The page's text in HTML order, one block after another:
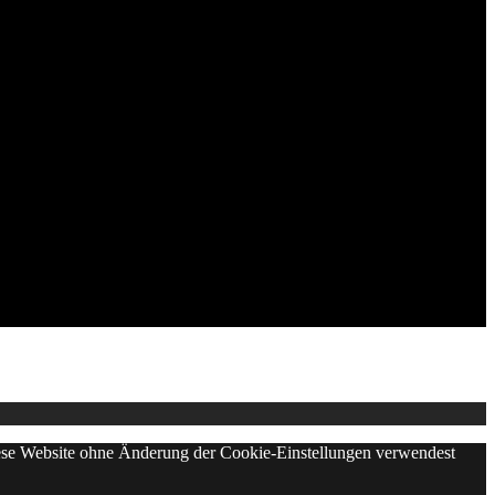
Website ohne Änderung der Cookie-Einstellungen verwendest